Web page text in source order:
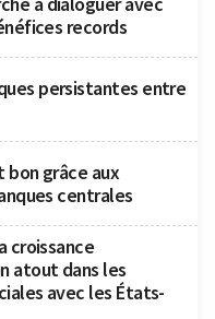
records
persistantes entre
bon grâce aux
centrales
croissance
atout dans les
avec les États-